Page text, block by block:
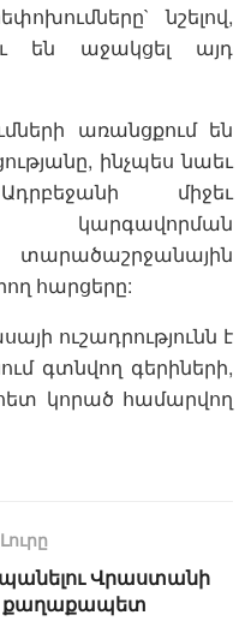
նշելով,
են աջակցել այդ
առանցքում են
ինչպես նաեւ
միջեւ
կարգավորման
հարցերը:
ուշադրությունն է
գտնվող գերիների,
կորած համարվող
Վրաստանի
քաղաքապետ